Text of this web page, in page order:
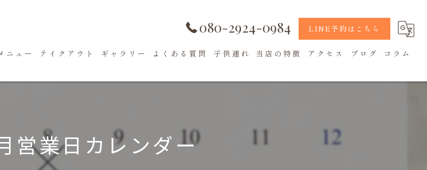
080-2924-0984 LINE予約はこちら
ニュー テイクアウト ギャラリー よくある質問 子供連れ 当店の特徴 アクセス ブログ コラム
営業日カレンダー